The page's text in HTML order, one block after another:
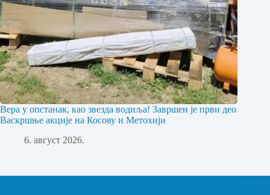
Вера у опстанак, као звезда водиља! Завршен је први део
Васкршње акције на Косову и Метохији
6. август 2026.